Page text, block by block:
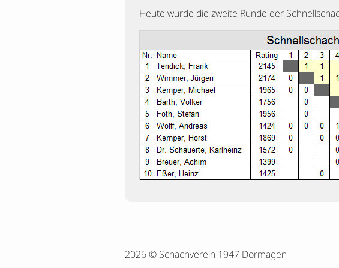
Heute wurde die zweite Runde der
2026 © Schachverein 1947 Dormagen